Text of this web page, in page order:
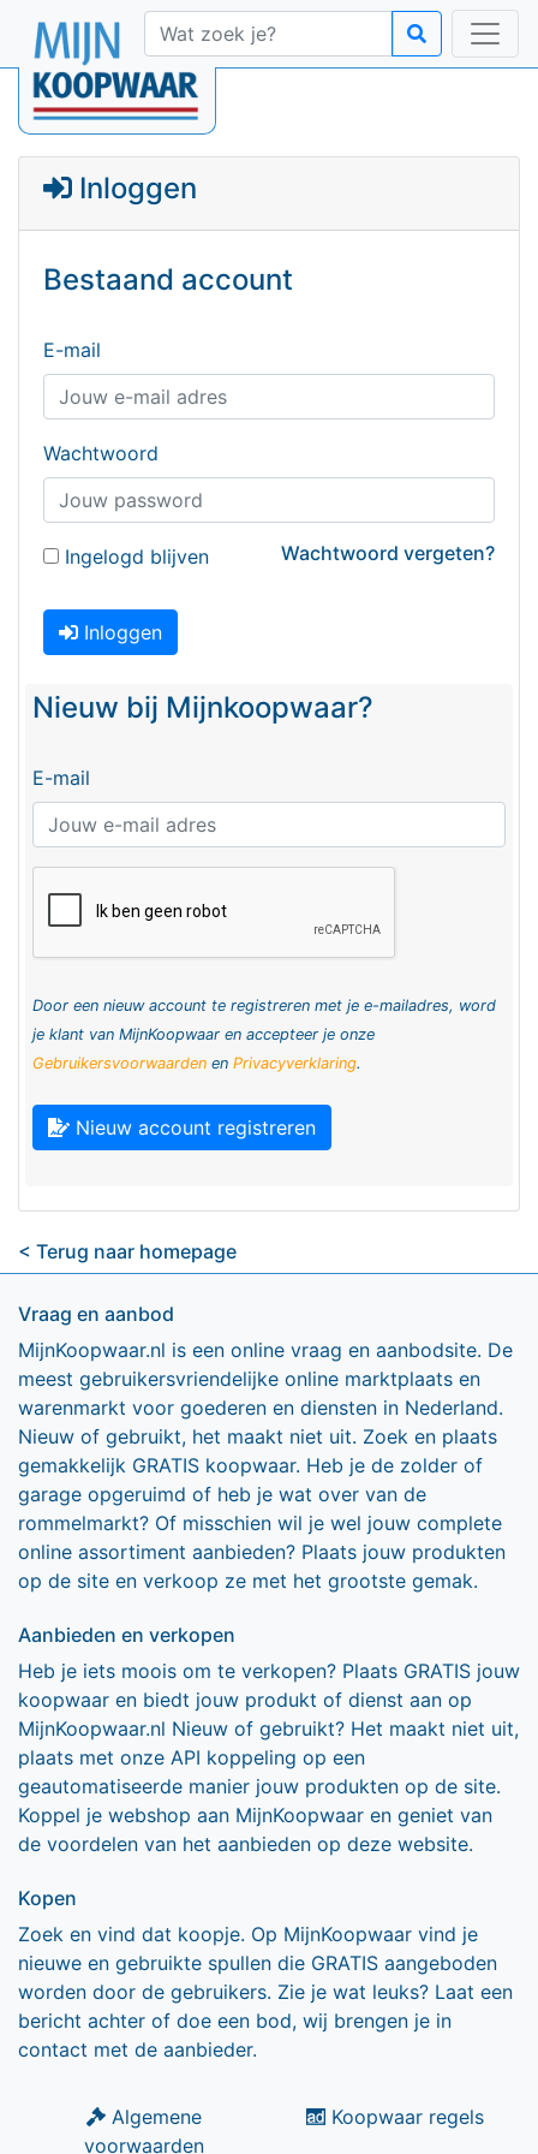
Inloggen
Bestaand account
E-mail
Wachtwoord
Wachtwoord vergeten?
Ingelogd blijven
Inloggen
Nieuw bij Mijnkoopwaar?
E-mail
Door een nieuw account te registreren met je e-mailadres, word
je klant van MijnKoopwaar en accepteer je onze
Gebruikersvoorwaarden en Privacyverklaring.
Nieuw account registreren
< Terug naar homepage
Vraag en aanbod
MijnKoopwaar.nl is een online vraag en aanbodsite. De
meest gebruikersvriendelijke online marktplaats en
warenmarkt voor goederen en diensten in Nederland.
Nieuw of gebruikt, het maakt niet uit. Zoek en plaats
gemakkelijk GRATIS koopwaar. Heb je de zolder of
garage opgeruimd of heb je wat over van de
rommelmarkt? Of misschien wil je wel jouw complete
online assortiment aanbieden? Plaats jouw produkten
op de site en verkoop ze met het grootste gemak.
Aanbieden en verkopen
Heb je iets moois om te verkopen? Plaats GRATIS jouw
koopwaar en biedt jouw produkt of dienst aan op
MijnKoopwaar.nl Nieuw of gebruikt? Het maakt niet uit,
plaats met onze API koppeling op een
geautomatiseerde manier jouw produkten op de site.
Koppel je webshop aan MijnKoopwaar en geniet van
de voordelen van het aanbieden op deze website.
Kopen
Zoek en vind dat koopje. Op MijnKoopwaar vind je
nieuwe en gebruikte spullen die GRATIS aangeboden
worden door de gebruikers. Zie je wat leuks? Laat een
bericht achter of doe een bod, wij brengen je in
contact met de aanbieder.
Algemene
voorwaarden
Koopwaar regels